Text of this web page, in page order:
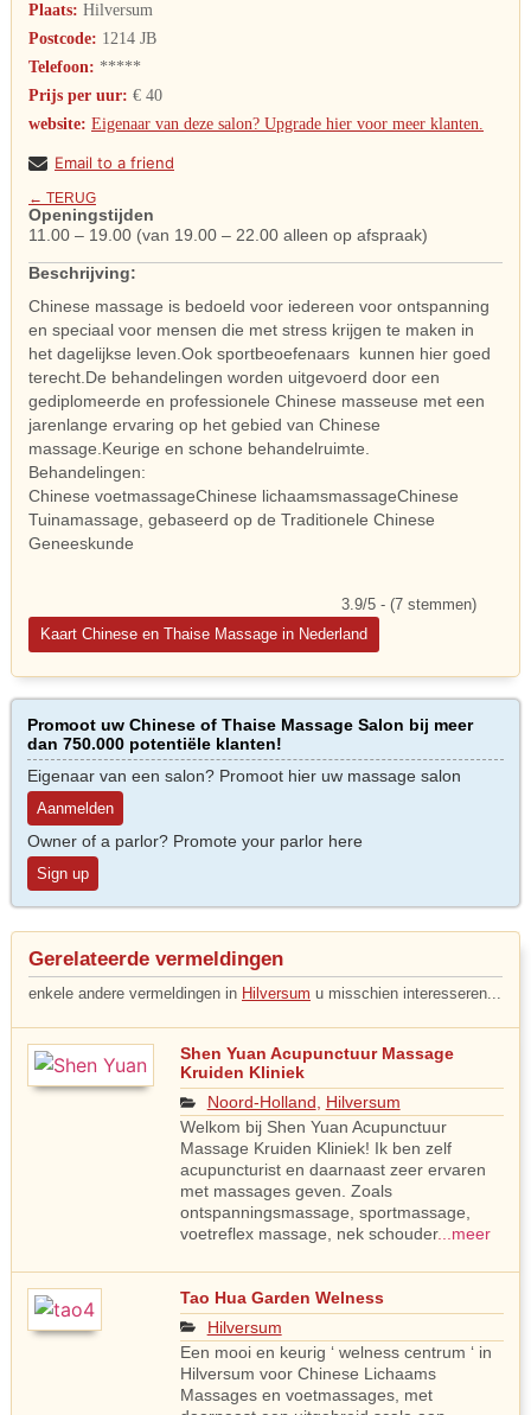
Plaats: Hilversum
Postcode: 1214 JB
Telefoon: *****
Prijs per uur: € 40
website: Eigenaar van deze salon? Upgrade hier voor meer klanten.
Email to a friend
← TERUG
Openingstijden
11.00 – 19.00 (van 19.00 – 22.00 alleen op afspraak)
Beschrijving:
Chinese massage is bedoeld voor iedereen voor ontspanning
en speciaal voor mensen die met stress krijgen te maken in
het dagelijkse leven.Ook sportbeoefenaars kunnen hier goed
terecht.De behandelingen worden uitgevoerd door een
gediplomeerde en professionele Chinese masseuse met een
jarenlange ervaring op het gebied van Chinese
massage.Keurige en schone behandelruimte.
Behandelingen:
Chinese voetmassageChinese lichaamsmassageChinese
Tuinamassage, gebaseerd op de Traditionele Chinese
Geneeskunde
3.9/5 - (7 stemmen)
Kaart Chinese en Thaise Massage in Nederland
Promoot uw Chinese of Thaise Massage Salon bij meer
dan 750.000 potentiële klanten!
Eigenaar van een salon? Promoot hier uw massage salon
Aanmelden
Owner of a parlor? Promote your parlor here
Sign up
Gerelateerde vermeldingen
enkele andere vermeldingen in Hilversum u misschien interesseren...
Shen Yuan Acupunctuur Massage
Kruiden Kliniek
Noord-Holland, Hilversum
Welkom bij Shen Yuan Acupunctuur
Massage Kruiden Kliniek! Ik ben zelf
acupuncturist en daarnaast zeer ervaren
met massages geven. Zoals
ontspanningsmassage, sportmassage,
voetreflex massage, nek schouder...meer
Tao Hua Garden Welness
Hilversum
Een mooi en keurig ‘ welness centrum ‘ in
Hilversum voor Chinese Lichaams
Massages en voetmassages, met